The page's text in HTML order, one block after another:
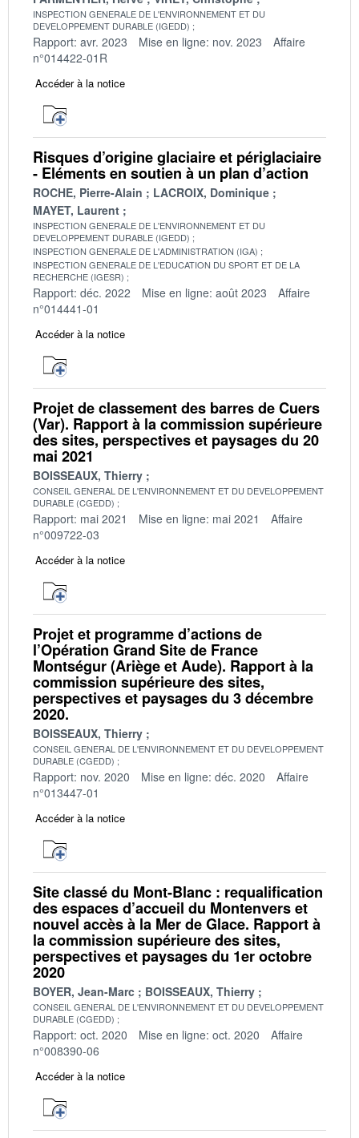
INSPECTION GENERALE DE L'ENVIRONNEMENT ET DU
DEVELOPPEMENT DURABLE (IGEDD)
Rapport: avr. 2023 Mise en ligne: nov. 2023
Affaire
n°014422-01R
Accéder à la notice
Risques d’origine glaciaire et périglaciaire
- Eléments en soutien à un plan d’action
ROCHE, Pierre-Alain
LACROIX, Dominique
MAYET, Laurent
INSPECTION GENERALE DE L'ENVIRONNEMENT ET DU
DEVELOPPEMENT DURABLE (IGEDD)
INSPECTION GENERALE DE L'ADMINISTRATION (IGA)
INSPECTION GENERALE DE L'EDUCATION DU SPORT ET DE LA
RECHERCHE (IGESR)
Rapport: déc. 2022 Mise en ligne: août 2023
Affaire
n°014441-01
Accéder à la notice
Projet de classement des barres de Cuers
(Var). Rapport à la commission supérieure
des sites, perspectives et paysages du 20
mai 2021
BOISSEAUX, Thierry
CONSEIL GENERAL DE L'ENVIRONNEMENT ET DU DEVELOPPEMENT
DURABLE (CGEDD)
Rapport: mai 2021 Mise en ligne: mai 2021
Affaire
n°009722-03
Accéder à la notice
Projet et programme d’actions de
l’Opération Grand Site de France
Montségur (Ariège et Aude). Rapport à la
commission supérieure des sites,
perspectives et paysages du 3 décembre
2020.
BOISSEAUX, Thierry
CONSEIL GENERAL DE L'ENVIRONNEMENT ET DU DEVELOPPEMENT
DURABLE (CGEDD)
Rapport: nov. 2020 Mise en ligne: déc. 2020
Affaire
n°013447-01
Accéder à la notice
Site classé du Mont-Blanc : requalification
des espaces d’accueil du Montenvers et
nouvel accès à la Mer de Glace. Rapport à
la commission supérieure des sites,
perspectives et paysages du 1er octobre
2020
BOYER, Jean-Marc BOISSEAUX, Thierry
CONSEIL GENERAL DE L'ENVIRONNEMENT ET DU DEVELOPPEMENT
DURABLE (CGEDD)
Rapport: oct. 2020 Mise en ligne: oct. 2020
Affaire
n°008390-06
Accéder à la notice